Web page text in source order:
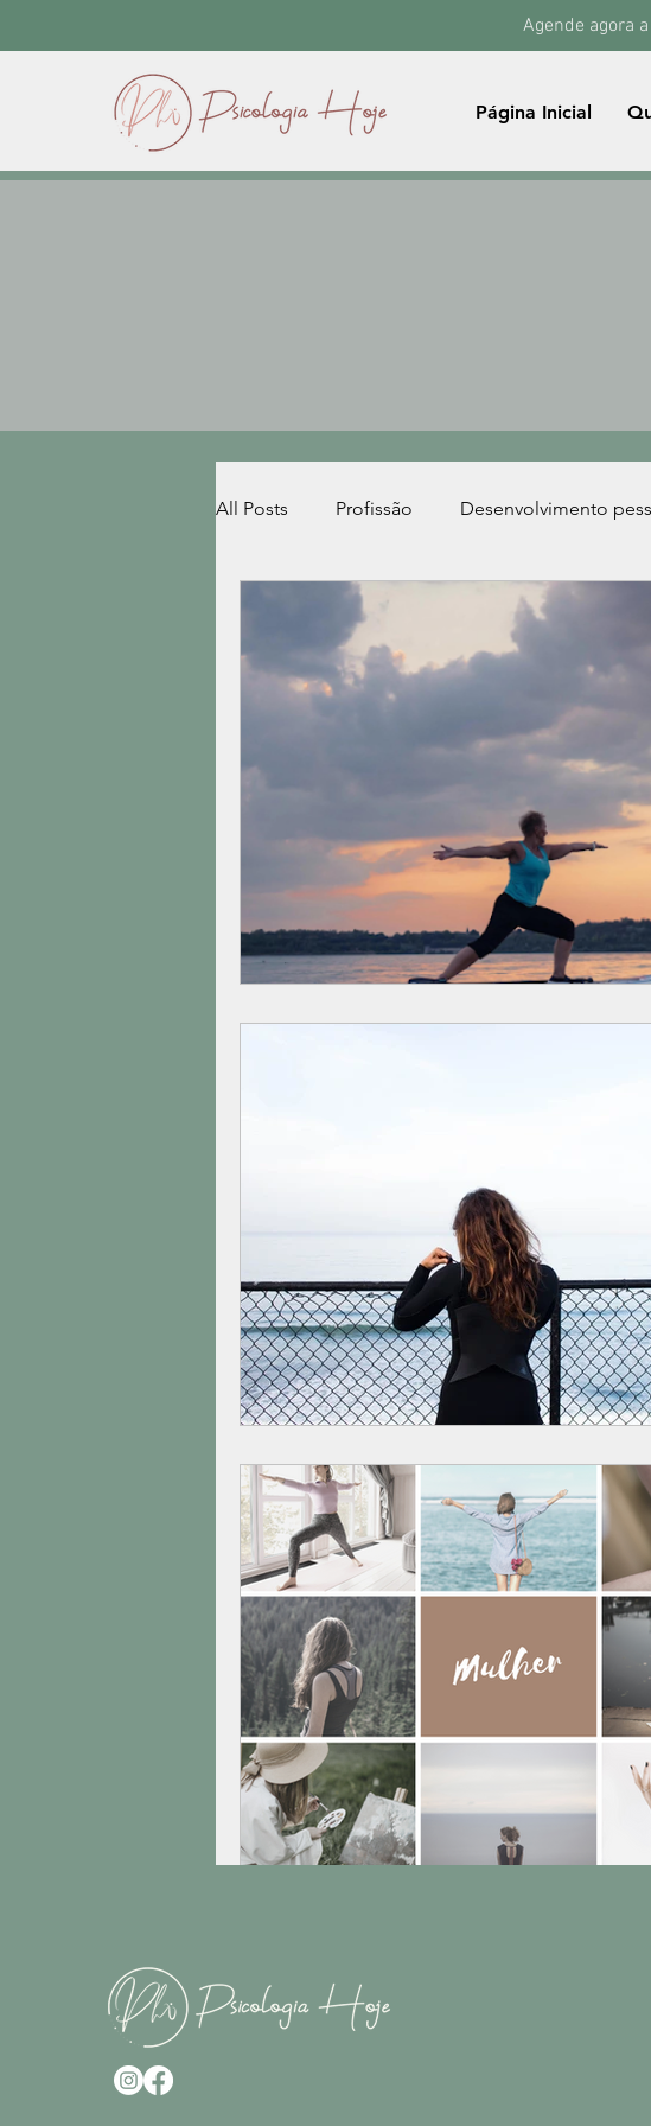
Agende agora
Página Inicial
All Posts Profissão Desenvolvimento
Relacionamentos Desenvolvimento
Doenças do seculo XXI